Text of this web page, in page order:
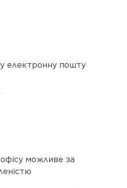
електронну пошту
можливе за